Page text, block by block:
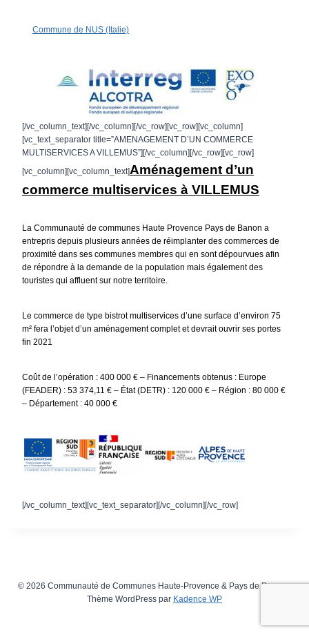
Commune de NUS (Italie)
[/vc_column_text][/vc_column][/vc_row][vc_row][vc_column]
[vc_text_separator title=”AMENAGEMENT D’UN COMMERCE
MULTISERVICES A VILLEMUS”][/vc_column][/vc_row][vc_row]
[vc_column][vc_column_text]Aménagement d’un
commerce multiservices à VILLEMUS
La Communauté de communes Haute Provence Pays de Banon a
entrepris depuis plusieurs années de réimplanter des commerces de
proximité dans ses communes membres qui en sont dépourvues afin
de répondre à la demande de la population mais également des
touristes qui affluent sur notre territoire.
Le commerce de type bistrot multiservices d’une surface d’environ 75
m² fera l’objet d’un aménagement complet et devrait ouvrir ses portes
fin 2021
Coût de l’opération : 400 000 € – Financements obtenus : Europe
(FEADER) : 53 374,11 € – État (DETR) : 120 000 € – Région : 80 000 €
– Département : 40 000 €
[/vc_column_text][vc_text_separator][/vc_column][/vc_row]
© 2026 Communauté de Communes Haute-Provence & Pays de Banon -
Thème WordPress par Kadence WP